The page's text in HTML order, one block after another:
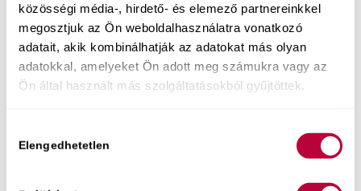
közösségi média-, hirdető- és elemező partnereinkkel
megosztjuk az Ön weboldalhasználatra vonatkozó
adatait, akik kombinálhatják az adatokat más olyan
adatokkal, amelyeket Ön adott meg számukra vagy az
Ön által használt más szolgáltatásokból gyűjtöttek.
kiválasztása
Elengedhetetlen
Elindult onnan, hogy szervízelésre szoruló hibás
árucikként tekintett magára, amit „meg kell
javítani”, oda, hogy élő, érző, bölcs részeként
gondoljon rá, aki jelez ésőérte van.
És ha megkapja, amire szüksége van, pihenést,
újra elkezdhetnek felébredni az érzékei is.